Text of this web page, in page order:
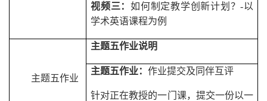
视频三： 如何制定教学创新计划？-以
学术英语课程为例
主题五作业
主题五作业说明
主题五作业： 作业提交及同伴互评
针对正在教授的一门课，提交一份以一